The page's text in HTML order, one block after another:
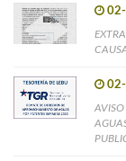
AVISO